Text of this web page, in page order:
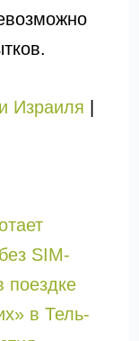
Израиля
SIM-
поездке
в Тель-